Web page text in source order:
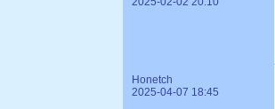
Honetch
2025-04-07 18:45